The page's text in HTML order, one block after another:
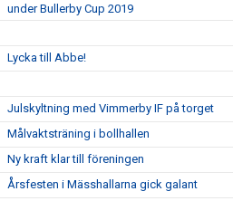
under Bullerby Cup 2019
Lycka till Abbe!
Julskyltning med Vimmerby IF på torget
Målvaktsträning i bollhallen
Ny kraft klar till föreningen
Årsfesten i Mässhallarna gick galant